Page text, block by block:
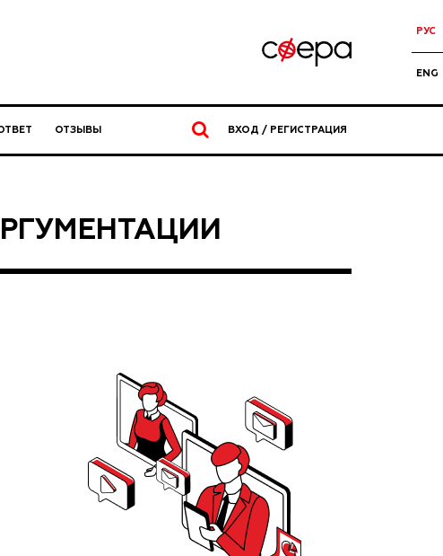
РУС
ENG
ОТЗЫВЫ ВХОД / РЕГИСТРАЦИЯ